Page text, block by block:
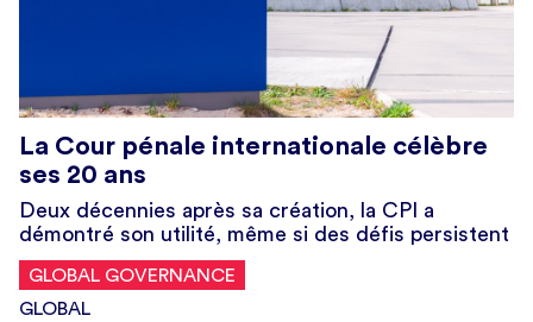
La Cour pénale internationale célèbre
ses 20 ans
Deux décennies après sa création, la CPI a
démontré son utilité, même si des défis persistent
GLOBAL GOVERNANCE
GLOBAL